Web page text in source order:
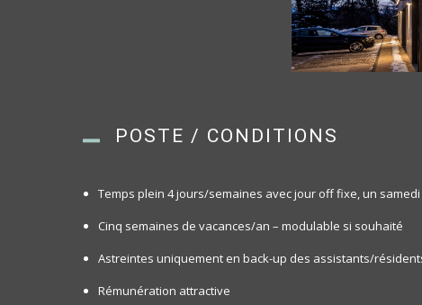
POSTE / CONDITIONS
Temps plein 4 jours/semaines avec jour off fixe, un
Cinq semaines de vacances/an – modulable si souhaité
Astreintes uniquement en back-up des assistants/
Rémunération attractive